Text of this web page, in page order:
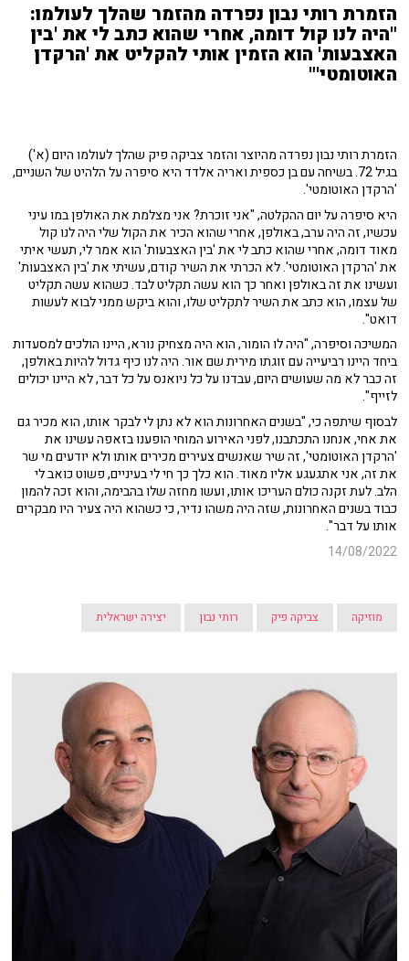
הזמרת רותי נבון נפרדה מהזמר שהלך לעולמו:
"היה לנו קול דומה, אחרי שהוא כתב לי את 'בין
האצבעות' הוא הזמין אותי להקליט את 'הרקדן
האוטומטי'"
הזמרת רותי נבון נפרדה מהיוצר והזמר צביקה פיק שהלך לעולמו היום (א')
בגיל 72. בשיחה עם בן כספית ואריה אלדד היא סיפרה על הלהיט של השניים,
'הרקדן האוטומטי'.
היא סיפרה על יום ההקלטה, "אני זוכרת? אני מצלמת את האולפן במו עיני
עכשיו, זה היה ערב, באולפן, אחרי שהוא הכיר את הקול שלי היה לנו קול
מאוד דומה, אחרי שהוא כתב לי את 'בין האצבעות' הוא אמר לי, תעשי איתי
את 'הרקדן האוטומטי'. לא הכרתי את השיר קודם, עשיתי את 'בין האצבעות'
ועשינו את זה באולפן ואחר כך הוא עשה תקליט לבד. כשהוא עשה תקליט
של עצמו, הוא כתב את השיר לתקליט שלו, והוא ביקש ממני לבוא לעשות
דואט".
המשיכה וסיפרה, "היה לו הומור, הוא היה מצחיק נורא, היינו הולכים למסעדות
ביחד היינו רביעייה עם זוגתו מירית שם אור. היה לנו כיף גדול להיות באולפן,
זה כבר לא מה שעושים היום, עבדנו על כל ניואנס על כל דבר, לא היינו יכולים
לזייף".
לבסוף שיתפה כי, "בשנים האחרונות הוא לא נתן לי לבקר אותו, הוא מכיר גם
את אחי, אנחנו התכתבנו, לפני האירוע המוחי הופענו בזאפה עשינו את
'הרקדן האוטומטי', זה שיר שאנשים צעירים מכירים אותו ולא יודעים מי שר
את זה, אני אתגעגע אליו מאוד. הוא כלך כך חי לי בעיניים, פשוט כואב לי
הלב. לעת זקנה כולם העריכו אותו, ועשו מחזה שלו בהבימה, והוא זכה להמון
כבוד בשנים האחרונות, שזה היה משהו נדיר, כי כשהוא היה צעיר היו מבקרים
אותו על דבר".
14/08/2022
מוזיקה צביקה פיק רותי נבון יצירה ישראלית